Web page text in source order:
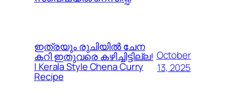
ഇത്രയും രുചിയിൽ ചേന
കറി ഇതുവരെ കഴിച്ചിട്ടില്ല!
| Kerala Style Chena Curry
Recipe
October
13, 2025